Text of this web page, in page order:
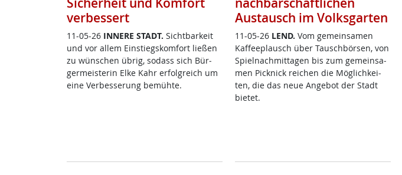
verbessert
11-05-26 IN­NE­RE STADT. Sicht­bar­keit
und vor al­lem Ein­s­tiegs­kom­fort lie­ßen
zu wün­schen üb­rig, so­dass sich Bür­
ger­meis­te­rin El­ke Kahr er­folg­reich um
ei­ne Ver­bes­se­rung be­müh­te.
Austausch im Volksgarten
11-05-26 LEND. Vom ge­mein­sa­men
Kaf­fee­plausch über Tausch­bör­sen, von
Spiel­nach­mit­ta­gen bis zum ge­mein­sa­
men Pick­nick rei­chen die Mög­lich­kei­
ten, die das neue An­ge­bot der Stadt
bie­tet.